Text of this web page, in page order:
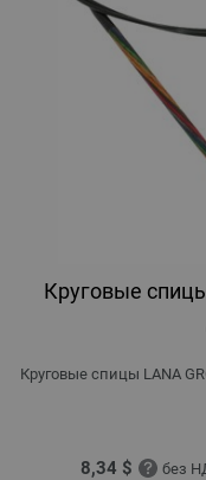
Круговые
Круговые спицы LANA
8,34 $ без